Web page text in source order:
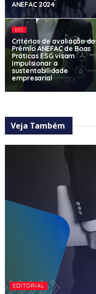
ANEFAC 2024
ESG
Critérios de avaliação do
Prêmio ANEFAC de Boas
Práticas ESG visam
impulsionar a
sustentabilidade
empresarial
Veja Também
EDITORIAL